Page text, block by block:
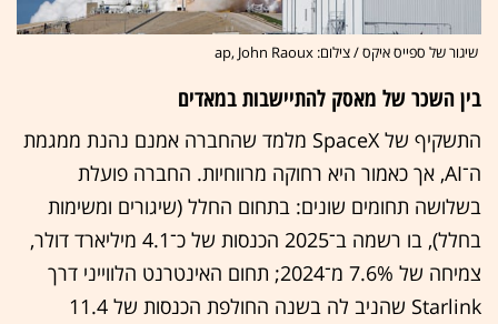
שיגור של ספייס איקס / צילום: ap, John Raoux
בין השכר של מאסק להתיישבות במאדים
התשקיף של SpaceX מלמד שהחברה אמנם נהנת ממגמת
ה־AI, אך כאמור היא רחוקה מרווחיות. החברה פועלת
בשלושה תחומים שונים: בתחום החלל (שיגורים ומשימות
בחלל), בו רשמה ב־2025 הכנסות של כ־4.1 מיליארד דולר,
צמיחה של 7.6% מ־2024; תחום האינטרנט הלווייני דרך
Starlink שהניב לה בשנה החולפת הכנסות של 11.4